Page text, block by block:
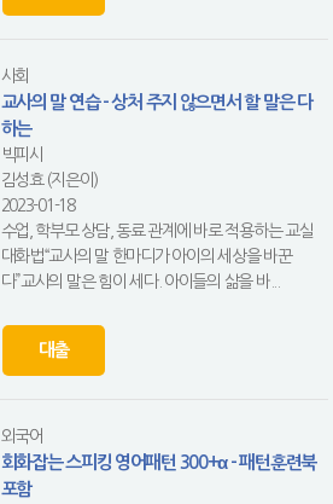
사회
교사의 말 연습 - 상처 주지 않으면서 할 말은 다
하는
빅피시
김성효 (지은이)
2023-01-18
수업, 학부모 상담, 동료 관계에 바로 적용하는 교실
대화법“교사의 말 한마디가 아이의 세상을 바꾼
다”교사의 말은 힘이 세다. 아이들의 삶을 바...
대출
외국어
회화잡는 스피킹 영어패턴 300+α - 패턴훈련북
포함